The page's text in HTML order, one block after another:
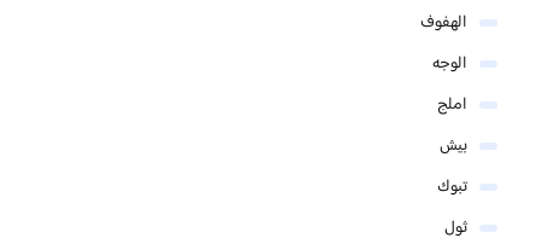
الهفوف
الوجه
املج
بيش
تبوك
ثول